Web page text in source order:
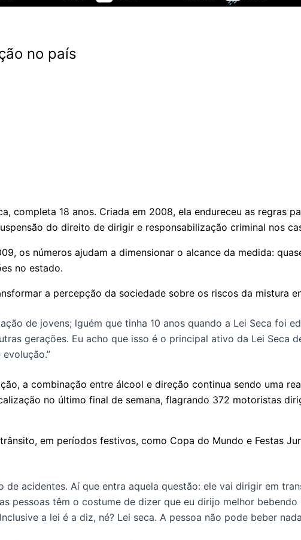
no país
completa 18 anos. Criada em 2008, ela endureceu as regras
do direito de dirigir e responsabilização criminal nos
os números ajudam a dimensionar o alcance da medida:
no estado.
a percepção da sociedade sobre os riscos da mistura
de jovens; lguém que tinha 10 anos quando a Lei Seca foi
gerações. Eu acho que isso é o principal ativo da Lei Seca
a combinação entre álcool e direção continua sendo uma
no último final de semana, flagrando 372 motoristas
em períodos festivos, como Copa do Mundo e Festas
de acidentes. Aí que entra aquela questão: ele vai dirigir em
pessoas têm o costume de dizer que eu dirijo melhor
a lei é a diz, né? Lei seca. A pessoa não pode beber